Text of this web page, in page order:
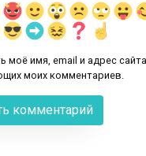
моё имя, email и адрес
моих комментариев.